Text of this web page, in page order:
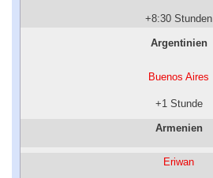
+8:30 Stunden
Argentinien
Buenos Aires
+1 Stunde
Armenien
Eriwan